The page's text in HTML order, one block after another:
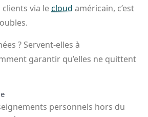
via lecloud américain, c’est
? Servent-elles à
garantir qu’elles ne quittent
personnels hors du